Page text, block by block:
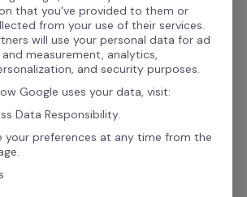
HR o
HRM? Confronto
HR e Altamira HRM e
aiuterà meglio a gestire il
that you've provided to them or
from your use of their services.
will use your personal data for ad
measurement, analytics,
and security purposes.
Google uses your data, visit:
Data Responsibility.
your preferences at any time from the